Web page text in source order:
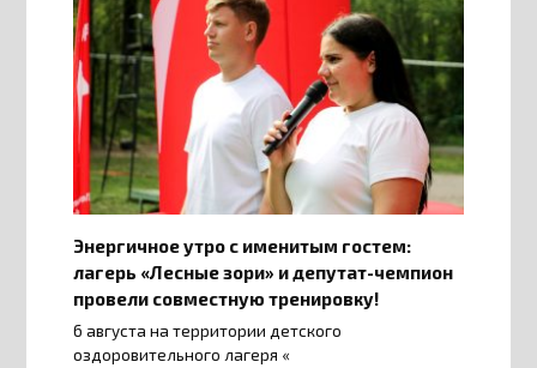
Энергичное утро с именитым гостем:
лагерь «Лесные зори» и депутат-чемпион
провели совместную тренировку!
6 августа на территории детского
оздоровительного лагеря «